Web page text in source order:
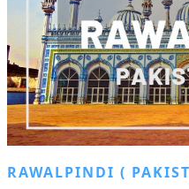
RAWALPINDI (